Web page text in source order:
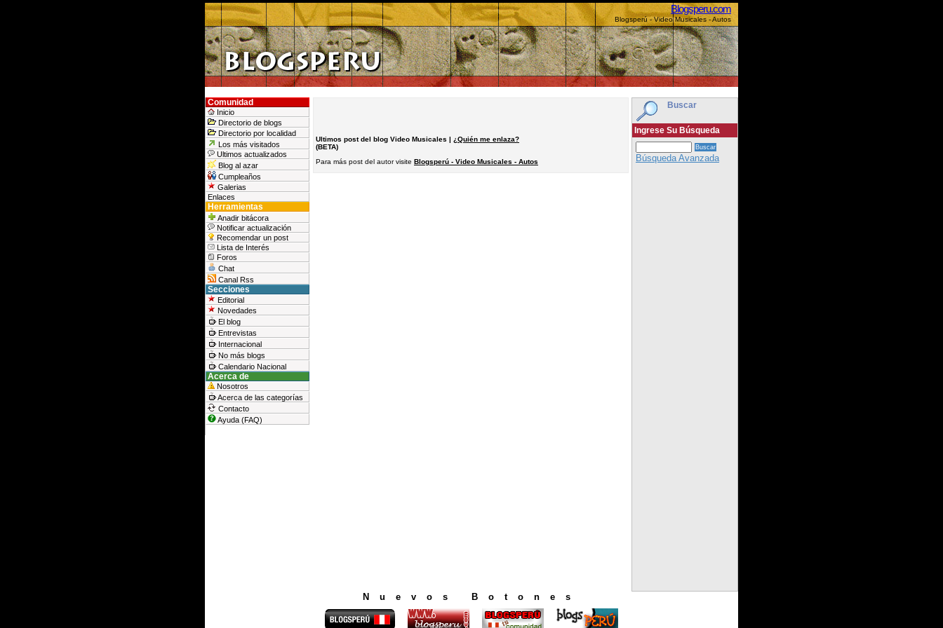
Blogsperu.com
Blogsperú - Video Musicales - Autos
Buscar
Ingrese Su Búsqueda
Búsqueda Avanzada
Comunidad
Inicio
Directorio de blogs
Directorio por localidad
Los más visitados
Ultimos actualizados
Blog al azar
Cumpleaños
Galerias
Enlaces
Herramientas
Anadir bitácora
Notificar actualización
Recomendar un post
Lista de Interés
Foros
Chat
Canal Rss
Secciones
Editorial
Novedades
El blog
Entrevistas
Internacional
No más blogs
Calendario Nacional
Acerca de
Nosotros
Acerca de las categorías
Contacto
Ayuda (FAQ)
Ultimos post del blog Video Musicales | ¿Quién me enlaza?
(BETA)
Para más post del autor visite Blogsperú - Video Musicales - Autos
Nuevos Botones